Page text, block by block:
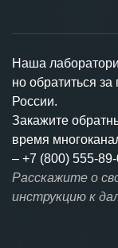
Наша
но обратиться
России.
Закажите
время
– +7 (800) 555-
Расскажите о
инструкцию к